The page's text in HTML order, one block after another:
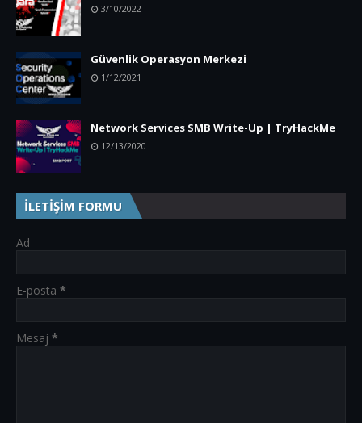
3/10/2022
Güvenlik Operasyon Merkezi
1/12/2021
Network Services SMB Write-Up | TryHackMe
12/13/2020
İLETİŞİM FORMU
Ad
E-posta *
Mesaj *